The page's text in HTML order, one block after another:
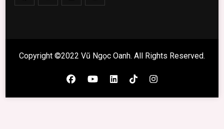
Copyright ©2022 Vũ Ngọc Oanh. All Rights Reserved.